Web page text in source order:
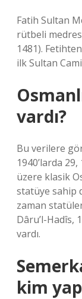
Fatih Sultan
rütbeli
1481).
ilk Sultan
vardı?
Bu verilere
1940’larda
üzere klasik
statüye sahip
zaman
Dâru’l-Hadîs,
vardı.
kim